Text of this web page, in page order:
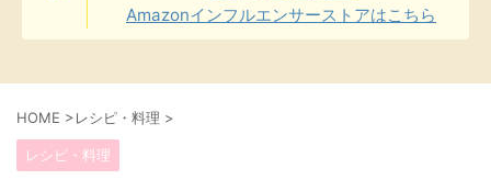
Amazonインフルエンサーストアはこちら
HOME >レシピ・料理 >
レシピ・料理